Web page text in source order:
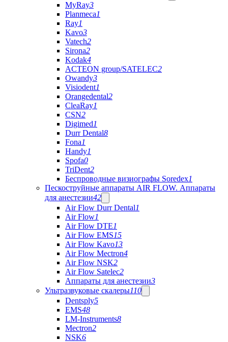
MyRay3
Planmeca1
Ray1
Kavo3
Vatech2
Sirona2
Kodak4
ACTEON group/SATELEC2
Owandy3
Visiodent1
Orangedental2
CleaRay1
CSN2
Digimed1
Durr Dental8
Fona1
Handy1
Spofa0
TriDent2
Беспроводные визиографы Soredex1
Пескоструйные аппараты AIR FLOW. Аппараты
для анестезии42
Air Flow Durr Dental1
Air Flow1
Air Flow DTE1
Air Flow EMS15
Air Flow Kavo13
Air Flow Mectron4
Air Flow NSK2
Air Flow Satelec2
Аппараты для анестезии3
Ультразвуковые скалеры110
Dentsply5
EMS48
LM-Instruments8
Mectron2
NSK6